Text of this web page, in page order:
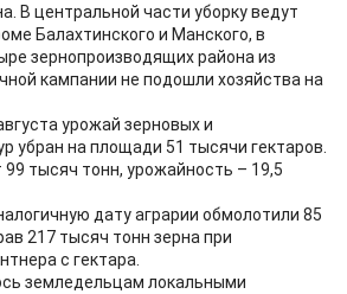
В центральной части уборку ведут
Балахтинского и Манского, в
зернопроизводящих района из
кампании не подошли хозяйства на
урожай зерновых и
убран на площади 51 тысячи гектаров.
тысяч тонн, урожайность – 19,5
дату аграрии обмолотили 85
217 тысяч тонн зерна при
с гектара.
земледельцам локальными